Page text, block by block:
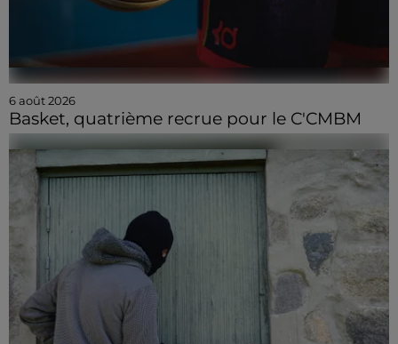
6 août 2026
Basket, quatrième recrue pour le C'CMBM